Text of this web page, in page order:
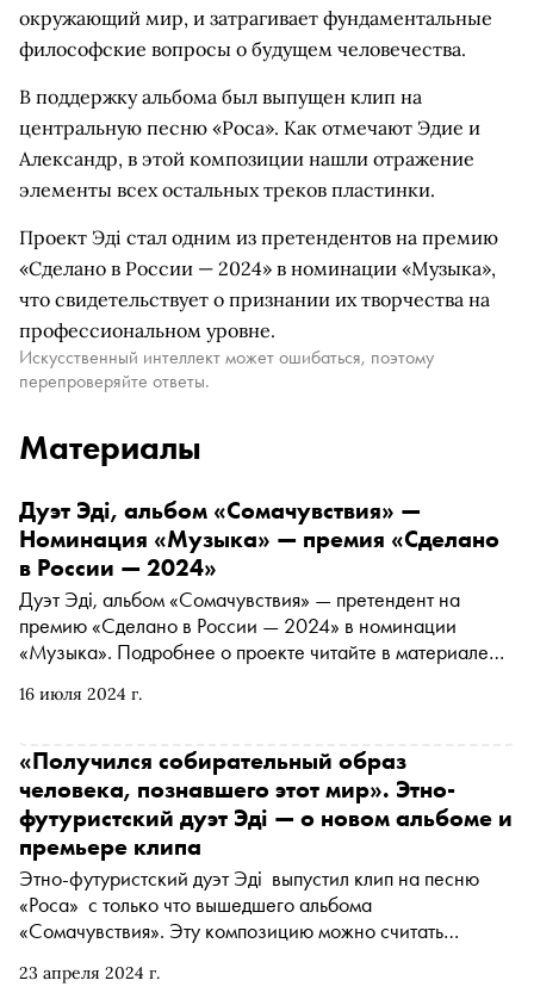
окружающий мир, и затрагивает фундаментальные
философские вопросы о будущем человечества.
В поддержку альбома был выпущен клип на
центральную песню «Роса». Как отмечают Эдие и
Александр, в этой композиции нашли отражение
элементы всех остальных треков пластинки.
Проект Эдi стал одним из претендентов на премию
«Сделано в России — 2024» в номинации «Музыка»,
что свидетельствует о признании их творчества на
профессиональном уровне.
Искусственный интеллект может ошибаться, поэтому
перепроверяйте ответы.
Материалы
16 июля 2024 г.
Дуэт Эдi, альбом «Сомачувствия» —
Номинация «Музыка» — премия «Сделано
в России — 2024»
Дуэт Эдi, альбом «Сомачувствия» — претендент на
премию «Сделано в России — 2024» в номинации
«Музыка». Подробнее о проекте читайте в материале
23 апреля 2024 г.
«Получился собирательный образ
человека, познавшего этот мир». Этно-
футуристский дуэт Эдi — о новом альбоме и
премьере клипа
Этно-футуристский дуэт Эдi выпустил клип на песню
«Роса» с только что вышедшего альбома
«Сомачувствия». Эту композицию можно считать
пестрый микс из бойкого ритуального драм-н-бейса,